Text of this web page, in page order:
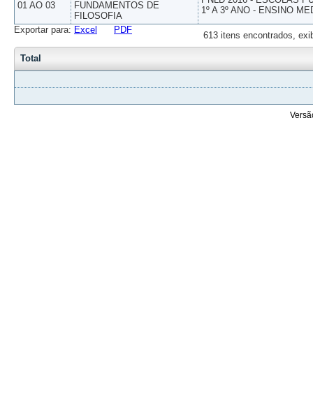
01 AO 03
FUNDAMENTOS DE
FILOSOFIA
1º A 3º ANO - ENSINO
613 itens encontrados,
Exportar para: Excel PDF
Total